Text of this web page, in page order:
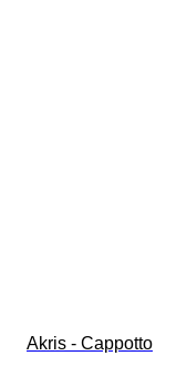
Akris - Cappotto